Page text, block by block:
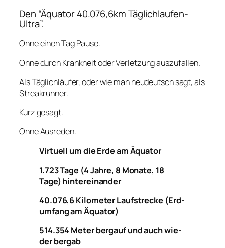
Den “Äquator 40.076,6km Täglichlaufen-
Ultra”.
Ohne einen Tag Pau­se.
Ohne durch Krank­heit oder Ver­let­zung aus­zu­fal­len.
Als Täg­lich­läu­fer, oder wie man neu­deutsch sagt, als
Streak­run­ner.
Kurz gesagt.
Ohne Aus­re­den.
Vir­tu­ell um die Erde am Äqua­tor
1.723 Tage (4 Jah­re, 8 Mona­te, 18
Tage) hin­ter­ein­an­der
40.076,6 Kilo­me­ter Lauf­stre­cke (Erd­
um­fang am Äqua­tor)
514.354 Meter berg­auf und auch wie­
der berg­ab